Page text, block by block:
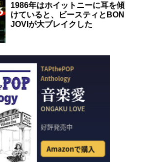
1986年はホイットニーに耳を傾
けていると、ビースティとBON
JOVIが大ブレイクした